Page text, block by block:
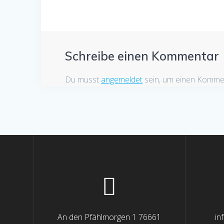
Schreibe einen Kommentar
Du musst angemeldet sein, um einen
An den Pfählmorgen 1 76661